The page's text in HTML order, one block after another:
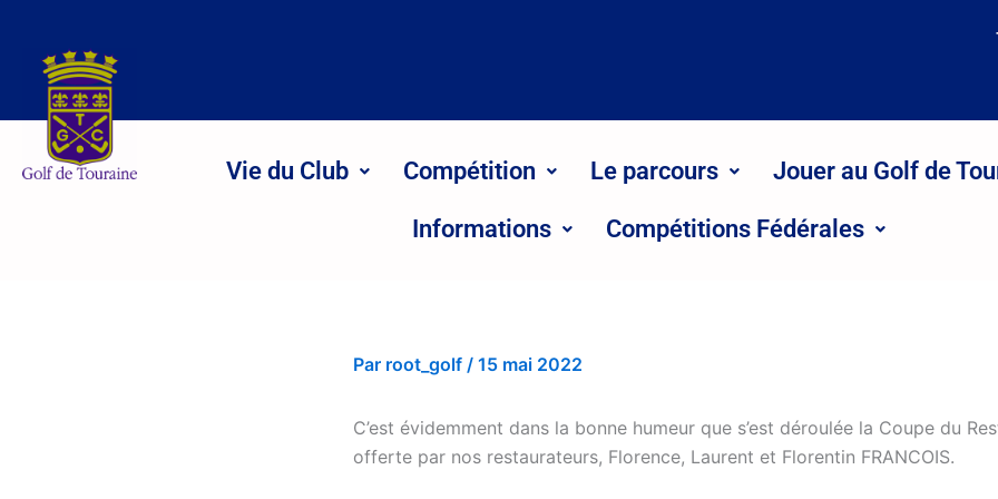
contenu
Vie du Club Compétition Le parcours Jouer au Golf de
Informations Compétitions Fédérales
Par root_golf / 15 mai 2022
C’est évidemment dans la bonne humeur que s’est déroulée la Coupe du
offerte par nos restaurateurs, Florence, Laurent et Florentin FRANCOIS.